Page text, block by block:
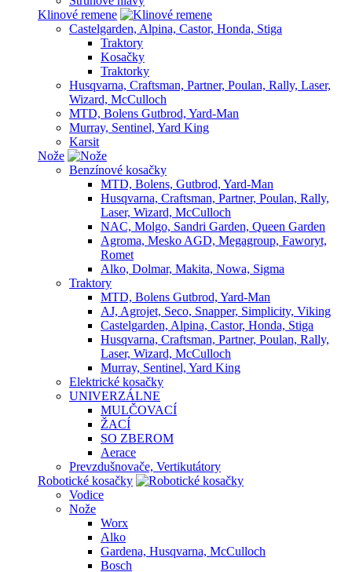
Klinové remene
Castelgarden, Alpina, Castor, Honda, Stiga
Traktory
Kosačky
Traktorky
Husqvarna, Craftsman, Partner, Poulan, Rally, Laser,
Wizard, McCulloch
MTD, Bolens Gutbrod, Yard-Man
Murray, Sentinel, Yard King
Karsit
Nože
Benzínové kosačky
MTD, Bolens, Gutbrod, Yard-Man
Husqvarna, Craftsman, Partner, Poulan, Rally,
Laser, Wizard, McCulloch
NAC, Molgo, Sandri Garden, Queen Garden
Agroma, Mesko AGD, Megagroup, Faworyt,
Romet
Alko, Dolmar, Makita, Nowa, Sigma
Traktory
MTD, Bolens Gutbrod, Yard-Man
AJ, Agrojet, Seco, Snapper, Simplicity, Viking
Castelgarden, Alpina, Castor, Honda, Stiga
Husqvarna, Craftsman, Partner, Poulan, Rally,
Laser, Wizard, McCulloch
Murray, Sentinel, Yard King
Elektrické kosačky
UNIVERZÁLNE
MULČOVACÍ
ŽACÍ
SO ZBEROM
Aerace
Prevzdušnovače, Vertikutátory
Robotické kosačky
Vodice
Nože
Worx
Alko
Gardena, Husqvarna, McCulloch
Bosch